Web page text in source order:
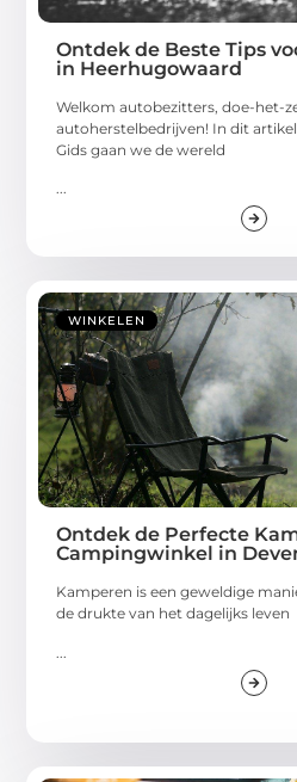
Ontdek de Beste Tips
in Heerhugowaard
Welkom autobezitters, doe-het-
autoherstelbedrijven! In dit
Gids gaan we de wereld
...
WINKELEN
Ontdek de Perfecte
Campingwinkel in
Kamperen is een geweldige
de drukte van het dagelijks leven